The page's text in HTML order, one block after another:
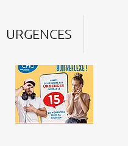
URGENCES